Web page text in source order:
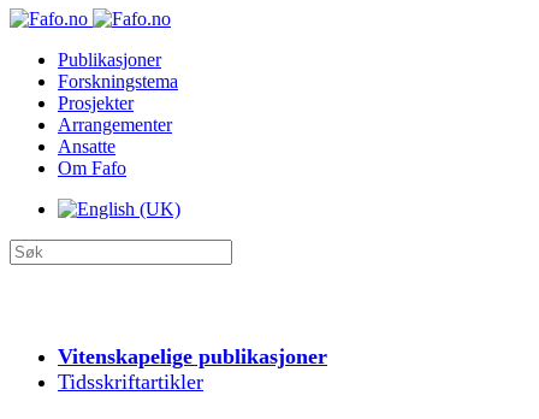
Publikasjoner
Forskningstema
Prosjekter
Arrangementer
Ansatte
Om Fafo
Vitenskapelige publikasjoner
Tidsskriftartikler